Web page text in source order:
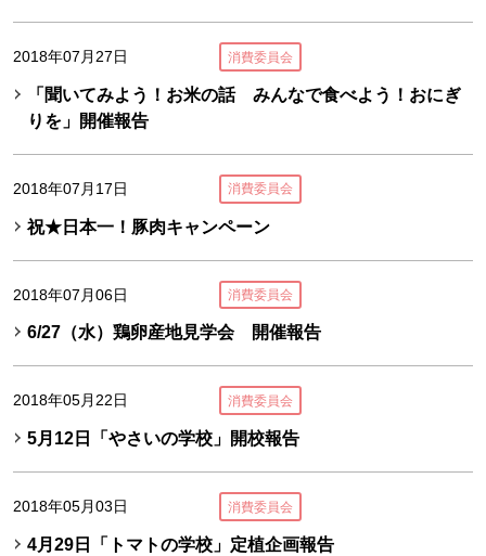
2018年07月27日 消費委員会
「聞いてみよう！お米の話 みんなで食べよう！おにぎ
りを」開催報告
2018年07月17日 消費委員会
祝★日本一！豚肉キャンペーン
2018年07月06日 消費委員会
6/27（水）鶏卵産地見学会 開催報告
2018年05月22日 消費委員会
5月12日「やさいの学校」開校報告
2018年05月03日 消費委員会
4月29日「トマトの学校」定植企画報告